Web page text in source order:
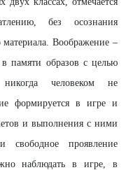
без осознания
Воображение –
памяти образов с целью
человеком не
формируется в игре и
и выполнения с ними
свободное проявление
наблюдать в игре, в